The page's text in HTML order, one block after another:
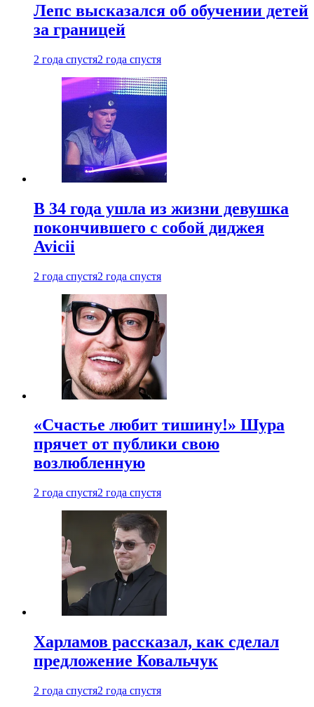
Лепс высказался об обучении детей
за границей
2 года спустя2 года спустя
В 34 года ушла из жизни девушка
покончившего с собой диджея
Avicii
2 года спустя2 года спустя
«Счастье любит тишину!» Шура
прячет от публики свою
возлюбленную
2 года спустя2 года спустя
Харламов рассказал, как сделал
предложение Ковальчук
2 года спустя2 года спустя